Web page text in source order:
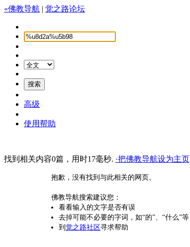
«佛教导航 | 觉之路论坛
高级
使用帮助
找到相关内容0篇，用时17毫秒. ·把佛教导航设为主页
抱歉，没有找到与此相关的网页。
佛教导航搜索建议您：
看看输入的文字是否有误
去掉可能不必要的字词，如“的”、“什么”等
到 觉之路社区寻求帮助